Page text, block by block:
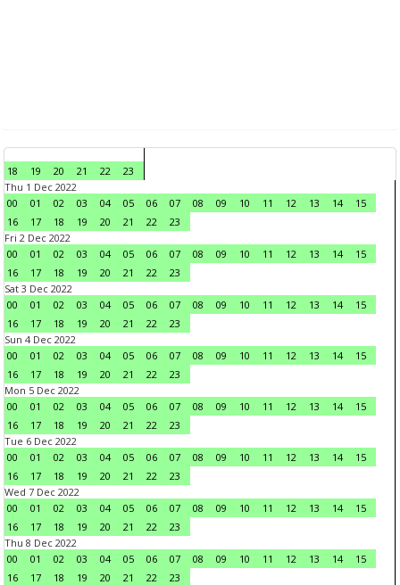
18 19 20 21 22
23
Thu 1 Dec 2022
00
01 02 03 04 05 06 07 08 09 10 11 12 13 14
15
16
17 18 19 20 21 22
23
Fri 2 Dec 2022
00
01 02 03 04 05 06 07 08 09 10 11 12 13 14
15
16
17 18 19 20 21 22
23
Sat 3 Dec 2022
00
01 02 03 04 05 06 07 08 09 10 11 12 13 14
15
16
17 18 19 20 21 22
23
Sun 4 Dec 2022
00
01 02 03 04 05 06 07 08 09 10 11 12 13 14
15
16
17 18 19 20 21 22
23
Mon 5 Dec 2022
00
01 02 03 04 05 06 07 08 09 10 11 12 13 14
15
16
17 18 19 20 21 22
23
Tue 6 Dec 2022
00
01 02 03 04 05 06 07 08 09 10 11 12 13 14
15
16
17 18 19 20 21 22
23
Wed 7 Dec 2022
00
01 02 03 04 05 06 07 08 09 10 11 12 13 14
15
16
17 18 19 20 21 22
23
Thu 8 Dec 2022
00
01 02 03 04 05 06 07 08 09 10 11 12 13 14
15
16
17 18 19 20 21 22
23